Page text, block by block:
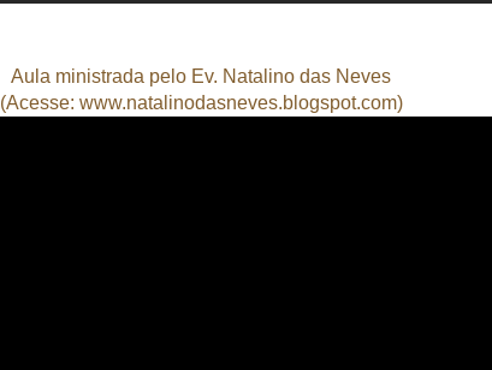
Aula ministrada pelo Ev. Natalino das Neves
(Acesse: www.natalinodasneves.blogspot.com)